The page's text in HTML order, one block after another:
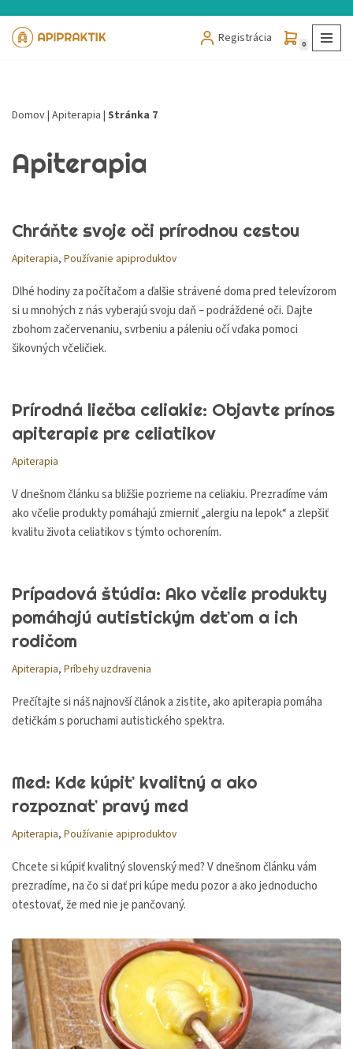
Preskočiť
Registrácia 0
Domov| Apiterapia | Stránka 7
Apiterapia
Chráňte svoje oči prírodnou cestou
Apiterapia, Používanie apiproduktov
Dlhé hodiny za počítačom a ďalšie strávené doma pred televízorom
si u mnohých z nás vyberajú svoju daň – podráždené oči. Dajte
zbohom začervenaniu, svrbeniu a páleniu očí vďaka pomoci
šikovných včeličiek.
Prírodná liečba celiakie: Objavte prínos
apiterapie pre celiatikov
Apiterapia
V dnešnom článku sa bližšie pozrieme na celiakiu. Prezradíme vám
ako včelie produkty pomáhajú zmierniť „alergiu na lepok“ a zlepšiť
kvalitu života celiatikov s týmto ochorením.
Prípadová štúdia: Ako včelie produkty
pomáhajú autistickým deťom a ich
rodičom
Apiterapia, Príbehy uzdravenia
Prečítajte si náš najnovší článok a zistite, ako apiterapia pomáha
detičkám s poruchami autistického spektra.
Med: Kde kúpiť kvalitný a ako
rozpoznať pravý med
Apiterapia, Používanie apiproduktov
Chcete si kúpiť kvalitný slovenský med? V dnešnom článku vám
prezradíme, na čo si dať pri kúpe medu pozor a ako jednoducho
otestovať, že med nie je pančovaný.